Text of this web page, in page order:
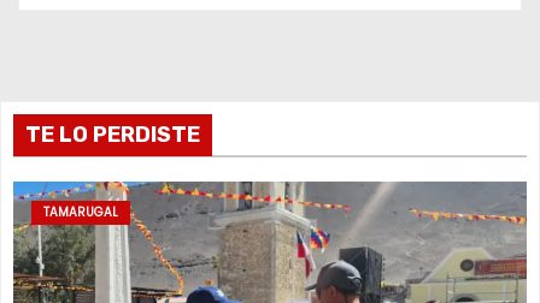
r
a
d
a
TE LO PERDISTE
TAMARUGAL